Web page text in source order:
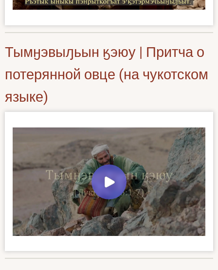
Тымӈэвыԓьын ӄэюу | Притча о
потерянной овце (на чукотском
языке)